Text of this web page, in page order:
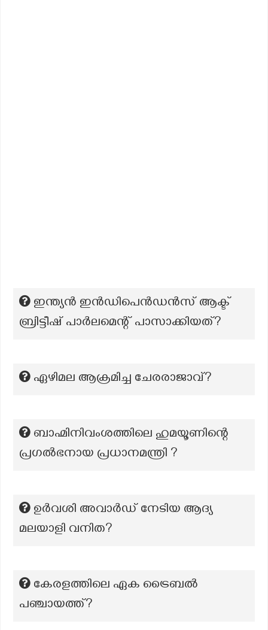
ഇന്ത്യൻ ഇൻഡിപെൻഡൻസ് ആക്ട്
ബ്രിട്ടീഷ് പാർലമെന്റ് പാസാക്കിയത്?
ഏഴിമല ആക്രമിച്ച ചേരരാജാവ്?
ബാഹ്മിനിവംശത്തിലെ ഹുമയൂണിന്റെ
പ്രഗൽഭനായ പ്രധാനമന്ത്രി ?
ഉർവശി അവാർഡ് നേടിയ ആദ്യ
മലയാളി വനിത?
കേരളത്തിലെ ഏക ട്രൈബല്‍
പഞ്ചായത്ത്?